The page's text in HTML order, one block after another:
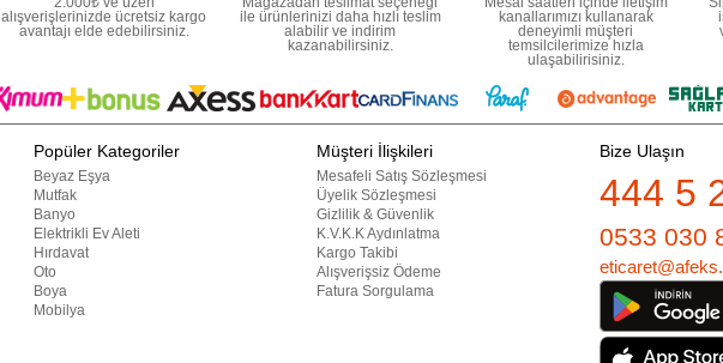
alışverişlerinizde ücretsiz kargo
avantajı elde edebilirsiniz.
ile ürünlerinizi daha hızlı teslim
alabilir ve indirim
kazanabilirsiniz.
kanallarımızı kullanarak
deneyimli müşteri
temsilcilerimize hızla
ulaşabilirisiniz.
Popüler Kategoriler
Beyaz Eşya
Mutfak
Banyo
Elektrikli Ev Aleti
Hırdavat
Oto
Boya
Mobilya
Müşteri İlişkileri
Mesafeli Satış Sözleşmesi
Üyelik Sözleşmesi
Gizlilik & Güvenlik
K.V.K.K Aydınlatma
Kargo Takibi
Alışverişsiz Ödeme
Fatura Sorgulama
Bize Ulaşın
444 5
0533 030